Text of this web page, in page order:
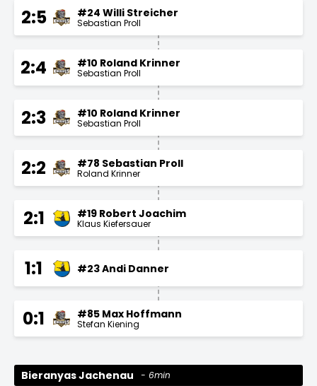
2:5 #24 Willi Streicher
Sebastian Proll
2:4 #10 Roland Krinner
Sebastian Proll
2:3 #10 Roland Krinner
Sebastian Proll
2:2 #78 Sebastian Proll
Roland Krinner
2:1 #19 Robert Joachim
Klaus Kiefersauer
1:1 #23 Andi Danner
0:1 #85 Max Hoffmann
Stefan Kiening
Bieranyas Jachenau 6min